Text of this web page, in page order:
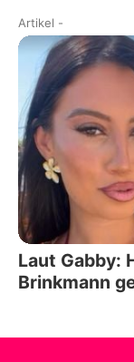
Artikel -
Laut Gabby:
Brinkmann